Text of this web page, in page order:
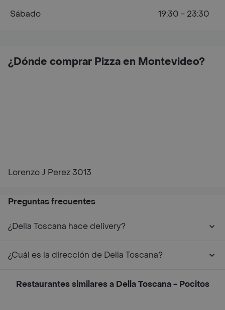
¿Dónde comprar Pizza en Montevideo?
Lorenzo J Perez 3013
Sábado
19:30 - 23:30
Preguntas frecuentes
¿Della Toscana hace delivery?
¿Cuál es la dirección de Della Toscana?
Restaurantes similares a Della Toscana - Pocitos